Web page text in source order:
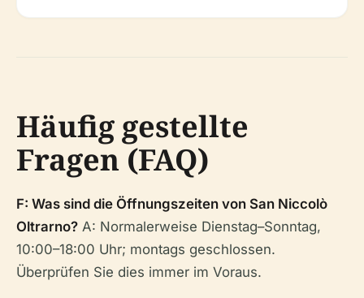
Häufig gestellte
Fragen (FAQ)
F: Was sind die Öffnungszeiten von San Niccolò
Oltrarno? A: Normalerweise Dienstag–Sonntag,
10:00–18:00 Uhr; montags geschlossen.
Überprüfen Sie dies immer im Voraus.